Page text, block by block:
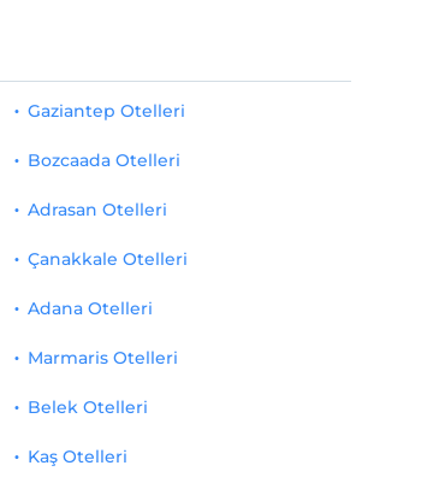
Gaziantep Otelleri
Bozcaada Otelleri
Adrasan Otelleri
Çanakkale Otelleri
Adana Otelleri
Marmaris Otelleri
Belek Otelleri
Kaş Otelleri